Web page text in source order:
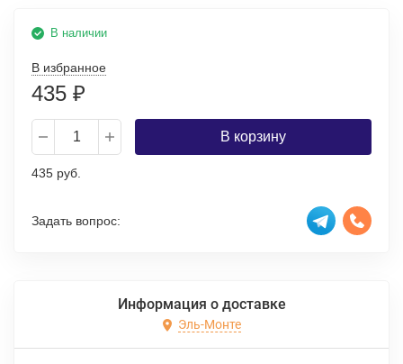
В наличии
В избранное
435 ₽
В корзину
435 руб.
Задать вопрос:
Информация о доставке
Эль-Монте